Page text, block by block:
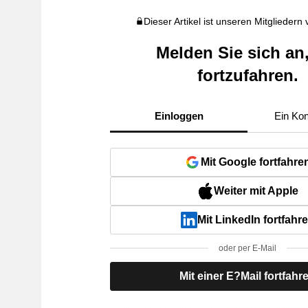
Dieser Artikel ist unseren Mitgliedern
Melden Sie sich
fortzufahren.
Einloggen Ein
Mit Google
Weiter mit Apple
Mit LinkedIn
oder per E-Mail
Mit einer E?Mail